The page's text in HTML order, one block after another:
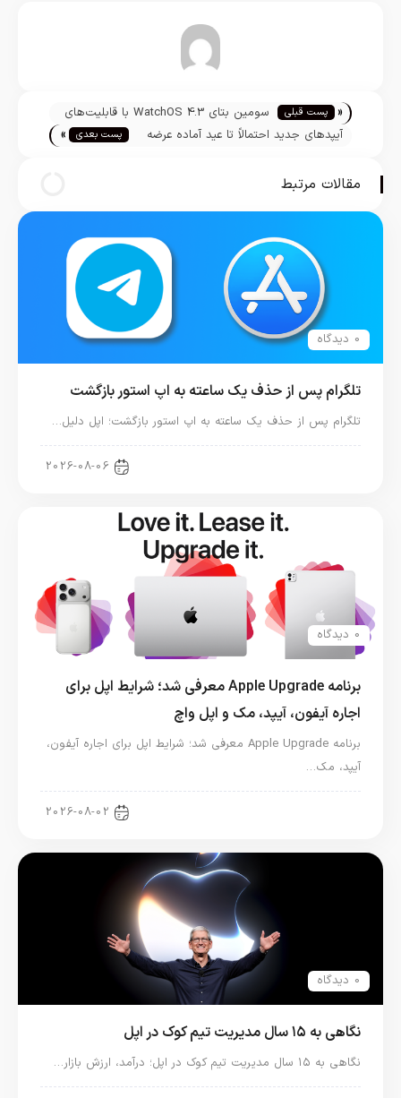
تیم تحریریه « پست قبلی
سومین بتای WatchOS 4.3 با قابلیت‌های
شگفت انگیز منتشر شد
آیپدهای جدید احتمالاً تا عید آماده عرضه
پست بعدی »
مقالات مرتبط
0 دیدگاه
تلگرام پس از حذف یک ساعته به اپ استور بازگشت
تلگرام پس از حذف یک ساعته به اپ استور بازگشت؛ اپل دلیل…
2026-08-06
0 دیدگاه
برنامه Apple Upgrade معرفی شد؛ شرایط اپل برای
اجاره آیفون، آیپد، مک و اپل واچ
برنامه Apple Upgrade معرفی شد؛ شرایط اپل برای اجاره آیفون،
آیپد، مک…
2026-08-02
0 دیدگاه
نگاهی به ۱۵ سال مدیریت تیم کوک در اپل
نگاهی به ۱۵ سال مدیریت تیم کوک در اپل؛ درآمد، ارزش بازار…